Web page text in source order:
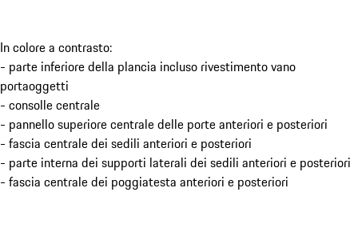
In colore a contrasto:
- parte inferiore della plancia incluso rivestimento vano
portaoggetti
- consolle centrale
- pannello superiore centrale delle porte anteriori e posteriori
- fascia centrale dei sedili anteriori e posteriori
- parte interna dei supporti laterali dei sedili anteriori e posteriori
- fascia centrale dei poggiatesta anteriori e posteriori